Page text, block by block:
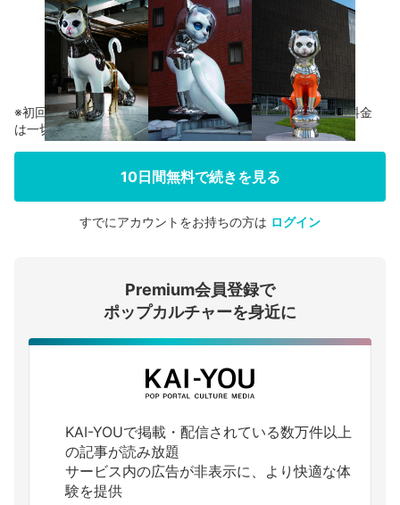
会員登録する
ログインする
※初回登録の方に限り、無料お試し期間中に解約した場合、料金
は一切かかりません。
10日間無料で続きを見る
すでにアカウントをお持ちの方は ログイン
Premium会員登録で
ポップカルチャーを身近に
KAI-YOUで掲載・配信されている数万件以上
の記事が読み放題
サービス内の広告が非表示に、より快適な体
験を提供